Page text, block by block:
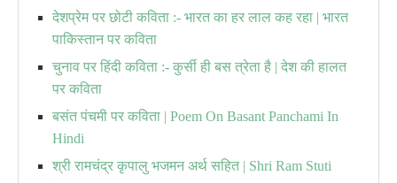
देशप्रेम पर छोटी कविता :- भारत का हर लाल कह रहा | भारत
पाकिस्तान पर कविता
चुनाव पर हिंदी कविता :- कुर्सी ही बस त्रेता है | देश की हालत
पर कविता
बसंत पंचमी पर कविता | Poem On Basant Panchami In
Hindi
श्री रामचंद्र कृपालु भजमन अर्थ सहित | Shri Ram Stuti